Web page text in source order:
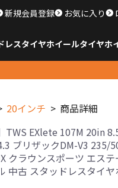
新規会員登録 お気に入り
レスタイヤホイールタイヤホ
20インチ 商品詳細
TWS EXlete 107M 20in
ブリザックDM-V3 235/
クラウンスポーツ エス
中古 スタッドレスタイ